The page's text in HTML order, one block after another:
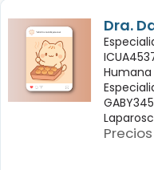
Dra.